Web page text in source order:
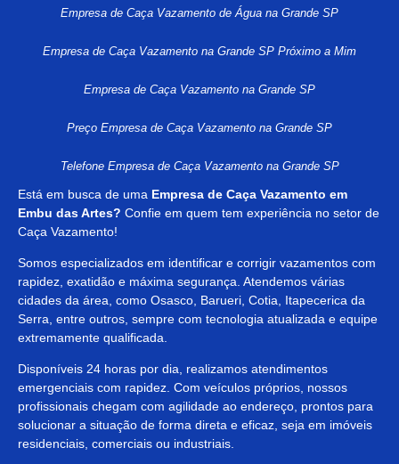
Empresa de Caça Vazamento de Água na Grande SP
Empresa de Caça Vazamento na Grande SP Próximo a Mim
Empresa de Caça Vazamento na Grande SP
Preço Empresa de Caça Vazamento na Grande SP
Telefone Empresa de Caça Vazamento na Grande SP
Está em busca de uma Empresa de Caça Vazamento em
Embu das Artes? Confie em quem tem experiência no setor de
Caça Vazamento!
Somos especializados em identificar e corrigir vazamentos com
rapidez, exatidão e máxima segurança. Atendemos várias
cidades da área, como Osasco, Barueri, Cotia, Itapecerica da
Serra, entre outros, sempre com tecnologia atualizada e equipe
extremamente qualificada.
Disponíveis 24 horas por dia, realizamos atendimentos
emergenciais com rapidez. Com veículos próprios, nossos
profissionais chegam com agilidade ao endereço, prontos para
solucionar a situação de forma direta e eficaz, seja em imóveis
residenciais, comerciais ou industriais.